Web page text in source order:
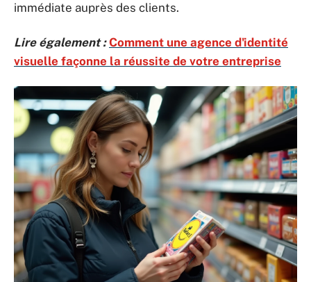
immédiate auprès des clients.
Lire également : Comment une agence d'identité
visuelle façonne la réussite de votre entreprise